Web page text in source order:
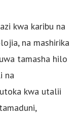
kwa karibu na
na mashirika
tamasha hilo
na
kwa utalii